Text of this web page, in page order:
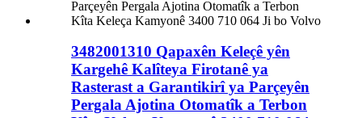
3482001310 Qapaxên Keleçê yên
Kargehê Kalîteya Firotanê ya
Rasterast a Garantikirî ya Parçeyên
Pergala Ajotina Otomatîk a Terbon